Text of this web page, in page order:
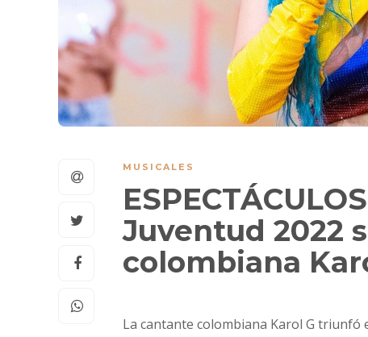
MUSICALES
Juventud 2022
colombiana
La cantante colombiana Karol G triunfó